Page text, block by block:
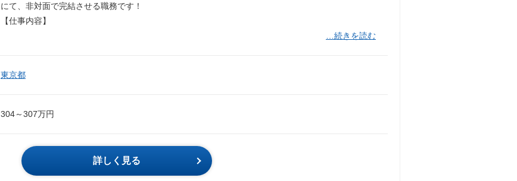
にて、非対面で完結させる職務です！
【仕事内容】
…続きを読む
東京都
304～307万円
詳しく見る